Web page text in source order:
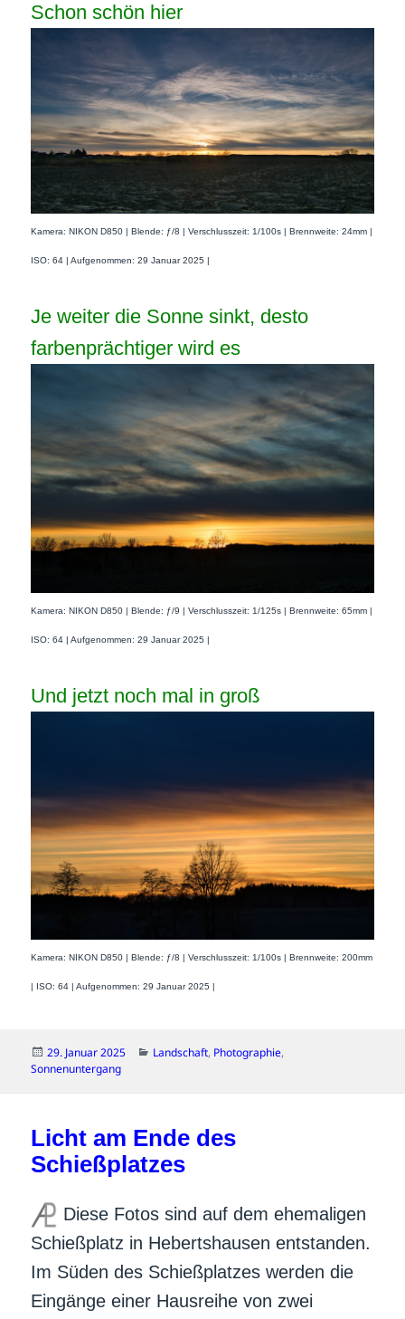
Schon schön hier
Kamera: NIKON D850 | Blende: ƒ/8 | Verschlusszeit: 1/100s | Brennweite: 24mm |
ISO: 64 | Aufgenommen: 29 Januar 2025 |
Je weiter die Sonne sinkt, desto
farbenprächtiger wird es
Kamera: NIKON D850 | Blende: ƒ/9 | Verschlusszeit: 1/125s | Brennweite: 65mm |
ISO: 64 | Aufgenommen: 29 Januar 2025 |
Und jetzt noch mal in groß
Kamera: NIKON D850 | Blende: ƒ/8 | Verschlusszeit: 1/100s | Brennweite: 200mm
| ISO: 64 | Aufgenommen: 29 Januar 2025 |
Veröffentlicht
am
29. Januar 2025 Kategorien
Landschaft, Photographie,
Sonnenuntergang
Licht am Ende des
Schießplatzes
Diese Fotos sind auf dem ehemaligen
Schießplatz in Hebertshausen entstanden.
Im Süden des Schießplatzes werden die
Eingänge einer Hausreihe von zwei